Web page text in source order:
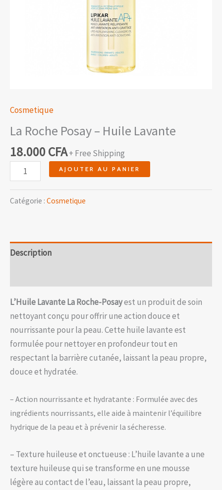
Cosmetique
La Roche Posay – Huile Lavante
18.000CFA+ Free Shipping
AJOUTER AU PANIER
Catégorie : Cosmetique
Description
L’Huile Lavante La Roche-Posayest un produit de soin
nettoyant conçu pour offrir une action douce et
nourrissante pour la peau. Cette huile lavante est
formulée pour nettoyer en profondeur tout en
respectant la barrière cutanée, laissant la peau propre,
douce et hydratée.
– Action nourrissante et hydratante : Formulée avec des
ingrédients nourrissants, elle aide à maintenir l’équilibre
hydrique de la peau et à prévenir la sécheresse.
– Texture huileuse et onctueuse : L’huile lavante a une
texture huileuse qui se transforme en une mousse
légère au contact de l’eau, laissant la peau propre,